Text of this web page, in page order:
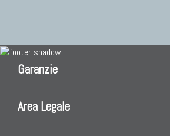
Garanzie
Area Legale